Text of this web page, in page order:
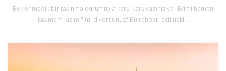
Beklenmedik bir taşınma durumuyla karşı karşıyasınız ve "Evimi hemen
taşımam lazım!" mı diyorsunuz? Bu rehber, acil nakl...